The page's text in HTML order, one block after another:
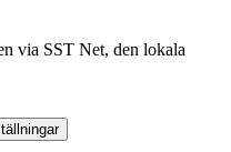
via SST Net, den lokala